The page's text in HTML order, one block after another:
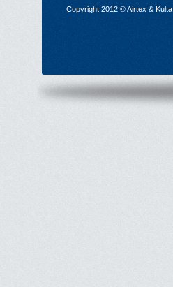
Copyright 2012 © Airtex & Kulta